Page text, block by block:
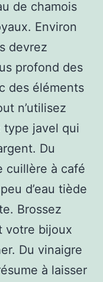
de chamois
Environ
devrez
profond des
des éléments
n’utilisez
type javel qui
Du
cuillère à café
d’eau tiède
Brossez
votre bijoux
Du vinaigre
à laisser